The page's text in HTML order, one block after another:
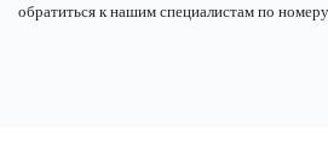
обратиться к нашим специалистам по